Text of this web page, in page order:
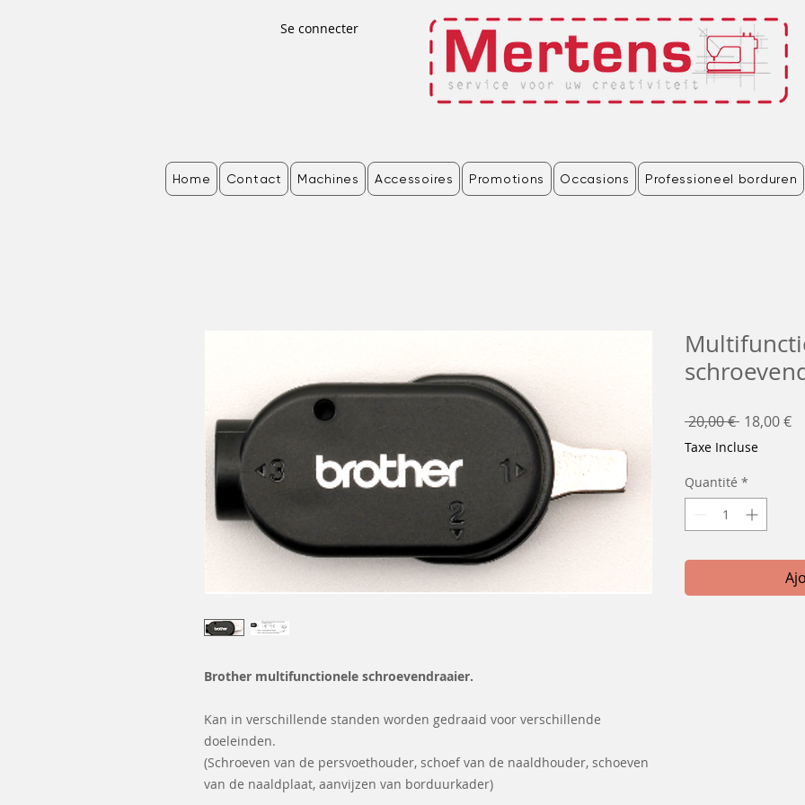
Se connecter
Home Contact Machines Accessoires Promotions Occasions Professioneel borduren
Brother multifunctionele schroevendraaier.
Kan in verschillende standen worden gedraaid voor verschillende
doeleinden.
(Schroeven van de persvoethouder, schoef van de naaldhouder, schoeven
van de naaldplaat, aanvijzen van borduurkader)
20,00 € Prix
original
18,00 €
Taxe Incluse
Quantité *